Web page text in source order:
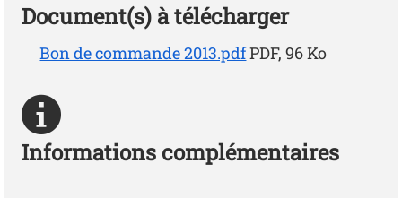
Document(s) à télécharger
Bon de commande 2013.pdfPDF, 96 Ko
Informations complémentaires